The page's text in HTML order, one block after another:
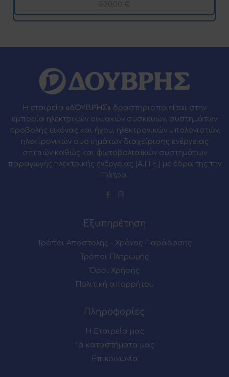
530,00 €
Η εταιρεία «ΔΟΥΒΡΗΣ» δραστηριοποιείται στην
εμπορία ηλεκτρικών οικιακών συσκευών, συστημάτων
προβολής εικόνας και ήχου, ηλεκτρονικών υπολογιστών,
ηλεκτρονικών συστημάτων διαχείρισης ενέργειας
σπιτιών καθώς και φωτοβολταϊκών συστημάτων
παραγωγής ηλεκτρικής ενέργειας (Α.Π.Ε.) με έδρα της την
Πάτρα.
Εξυπηρέτηση
Τρόποι Αποστολής - Χρόνος Παράδοσης
Τρόποι Πληρωμής
Όροι Χρήσης
Πολιτική απορρήτου
Πληροφορίες
Η Εταιρεία μας
Τα καταστήματα μας
Επικοινωνία